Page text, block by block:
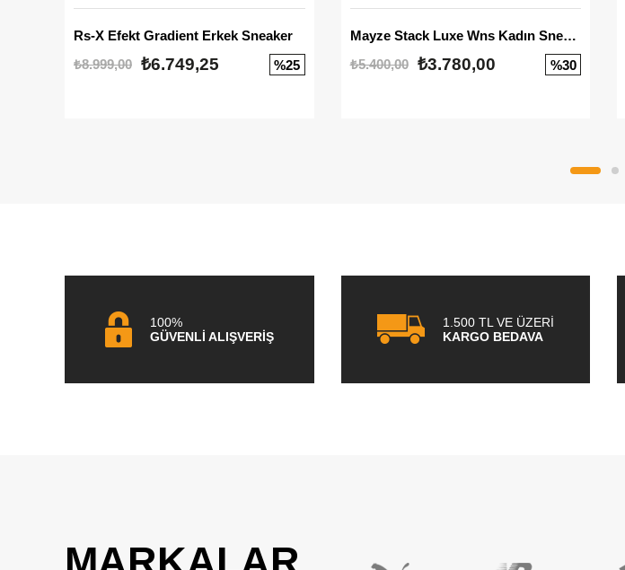
Rs-X Efekt Gradient Erkek Sneaker
₺8.999,00 ₺6.749,25 %25
Mayze Stack Luxe Wns Kadın Sneaker
₺5.400,00
₺3.780,00 %30
100%
GÜVENLİ ALIŞVERİŞ
1.500 TL VE ÜZERİ
KARGO BEDAVA